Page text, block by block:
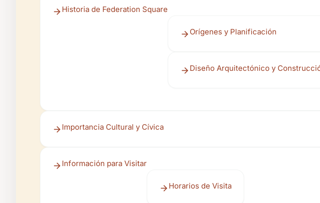
Historia de Federation Square
Orígenes y Planificación
Diseño Arquitectónico y
Importancia Cultural y Cívica
Información para Visitar
Horarios de Visita